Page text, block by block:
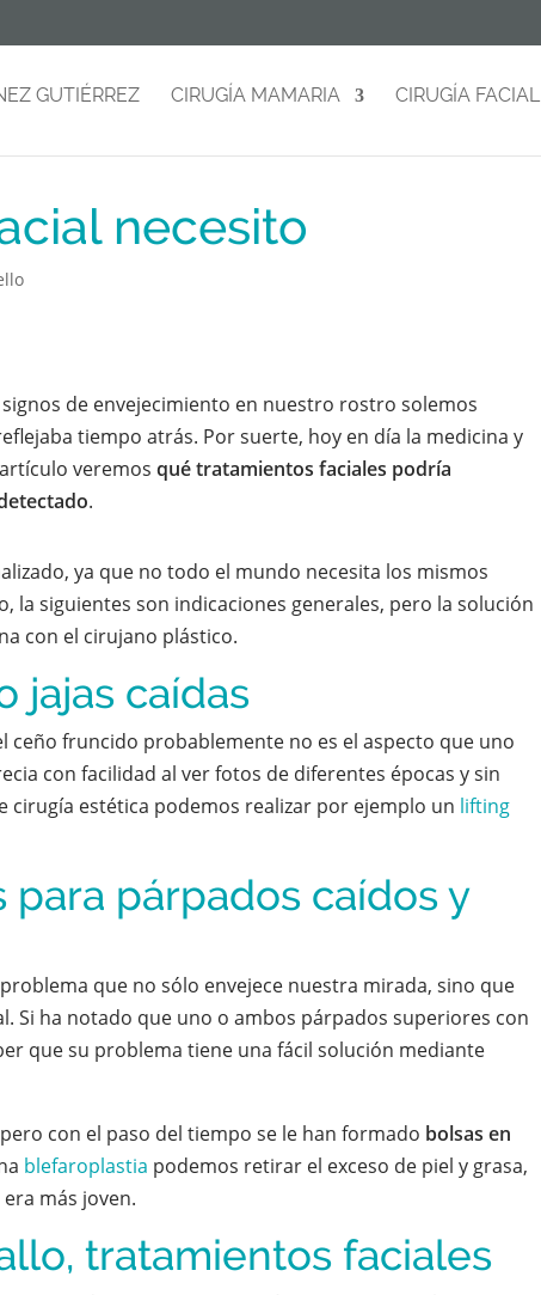
GUTIÉRREZ CIRUGÍA MAMARIA CIRUGÍA FACIAL
necesito
de envejecimiento en nuestro rostro solemos
tiempo atrás. Por suerte, hoy en día la medicina y
veremosqué tratamientos faciales podría
.
ya que no todo el mundo necesita los mismos
la siguientes son indicaciones generales, pero la solución
con el cirujano plástico.
jajas caídas
ceño fruncido probablemente no es el aspecto que uno
con facilidad al ver fotos de diferentes épocas y sin
cirugía estética podemos realizar por ejemplo un lifting
párpados caídos y
que no sólo envejece nuestra mirada, sino que
Si ha notado que uno o ambos párpados superiores con
que su problema tiene una fácil solución mediante
con el paso del tiempo se le han formado bolsas en
blefaroplastia podemos retirar el exceso de piel y grasa,
más joven.
tratamientos faciales